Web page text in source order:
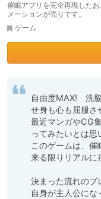
催眠アプリを完全再現した
メーションが売りです。
ゲーム
自由度MAX!　洗
せ身も心も屈服さ
最近マンガやCG
ってみたいとは
このゲームは、
来る限りリアルに
決まった流れのプ
自身が主人公にな